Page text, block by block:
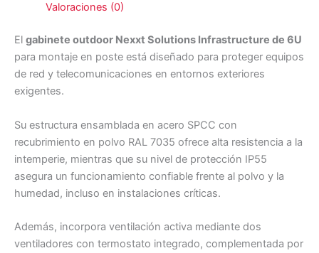
Valoraciones (0)
El gabinete outdoor Nexxt Solutions Infrastructure de 6U
para montaje en poste está diseñado para proteger equipos
de red y telecomunicaciones en entornos exteriores
exigentes.
Su estructura ensamblada en acero SPCC con
recubrimiento en polvo RAL 7035 ofrece alta resistencia a la
intemperie, mientras que su nivel de protección IP55
asegura un funcionamiento confiable frente al polvo y la
humedad, incluso en instalaciones críticas.
Además, incorpora ventilación activa mediante dos
ventiladores con termostato integrado, complementada por